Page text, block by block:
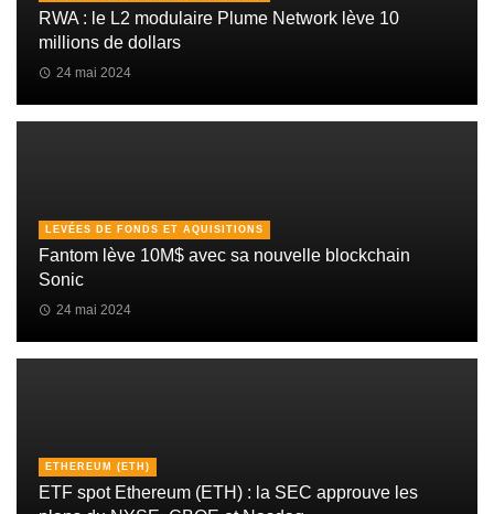
RWA : le L2 modulaire Plume Network lève 10
millions de dollars
24 mai 2024
LEVÉES DE FONDS ET AQUISITIONS
Fantom lève 10M$ avec sa nouvelle blockchain
Sonic
24 mai 2024
ETHEREUM (ETH)
ETF spot Ethereum (ETH) : la SEC approuve les